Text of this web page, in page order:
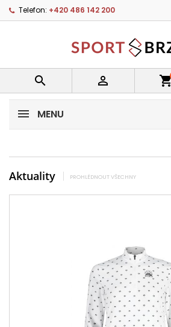
Telefon: +420 486 142 200
 
MENU
Aktuality PROHLÉDNOUT VŠECHNY